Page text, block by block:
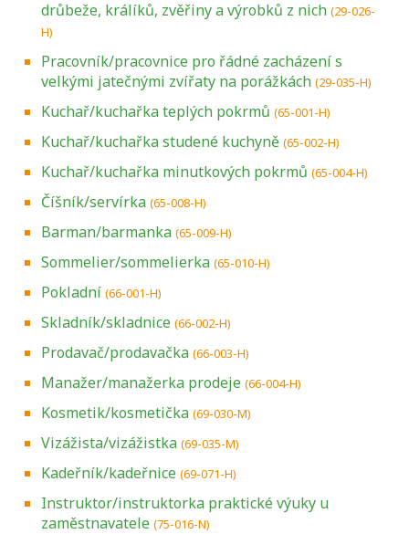
drůbeže, králíků, zvěřiny a výrobků z nich (29-026-
H)
Pracovník/pracovnice pro řádné zacházení s
velkými jatečnými zvířaty na porážkách (29-035-H)
Kuchař/kuchařka teplých pokrmů (65-001-H)
Kuchař/kuchařka studené kuchyně (65-002-H)
Kuchař/kuchařka minutkových pokrmů (65-004-H)
Číšník/servírka (65-008-H)
Barman/barmanka (65-009-H)
Sommelier/sommelierka (65-010-H)
Pokladní (66-001-H)
Skladník/skladnice (66-002-H)
Prodavač/prodavačka (66-003-H)
Manažer/manažerka prodeje (66-004-H)
Kosmetik/kosmetička (69-030-M)
Vizážista/vizážistka (69-035-M)
Kadeřník/kadeřnice (69-071-H)
Instruktor/instruktorka praktické výuky u
zaměstnavatele (75-016-N)